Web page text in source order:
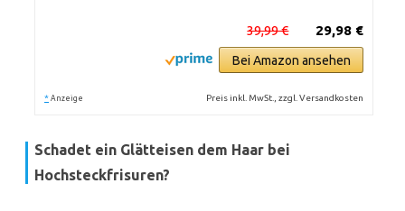
29,98 €
39,99 €
Bei Amazon ansehen
* Anzeige Preis inkl. MwSt., zzgl. Versandkosten
Schadet ein Glätteisen dem Haar bei
Hochsteckfrisuren?